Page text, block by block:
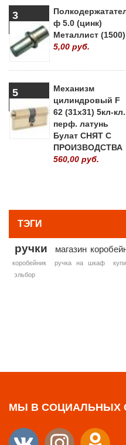
3
ф 5.0 (цинк)
Металлист (1500)
5,00 руб.
5
Механизм
цилиндровый F
62 (31х31) 5кл-кл.
перф. латунь
Булат СНЯТ С
ПРОИЗВОДСТВА
560,00 руб.
ТЭГИ
ручки магазин
коробейник
ручка на шкаф
эльбор
МЫ В СОЦИАЛЬНЫХ